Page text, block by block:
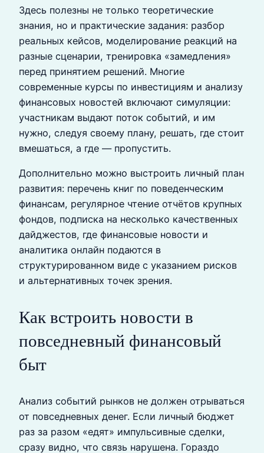
Здесь полезны не только теоретические
знания, но и практические задания: разбор
реальных кейсов, моделирование реакций на
разные сценарии, тренировка «замедления»
перед принятием решений. Многие
современные курсы по инвестициям и анализу
финансовых новостей включают симуляции:
участникам выдают поток событий, и им
нужно, следуя своему плану, решать, где стоит
вмешаться, а где — пропустить.
Дополнительно можно выстроить личный план
развития: перечень книг по поведенческим
финансам, регулярное чтение отчётов крупных
фондов, подписка на несколько качественных
дайджестов, где финансовые новости и
аналитика онлайн подаются в
структурированном виде с указанием рисков
и альтернативных точек зрения.
Как встроить новости в
повседневный финансовый
быт
Анализ событий рынков не должен отрываться
от повседневных денег. Если личный бюджет
раз за разом «едят» импульсивные сделки,
сразу видно, что связь нарушена. Гораздо